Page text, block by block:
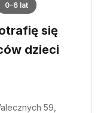
0-6 lat
się
dzieci
59,